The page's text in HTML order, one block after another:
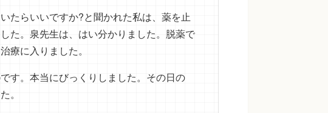
たらいいですか?と聞かれた私は、薬を止
た。泉先生は、はい分かりました。脱薬で
療に入りました。
す。本当にびっくりしました。その日の
。